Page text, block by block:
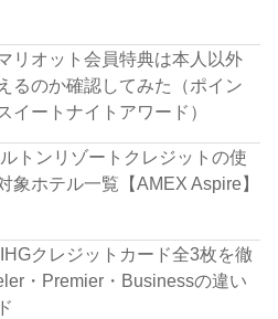
リオット会員特典は本人以外
るのか確認してみた（ポイン
イートナイトアワード）
ルトンリゾートクレジットの使
象ホテル一覧【AMEX Aspire】
IHGクレジットカード全3枚を徹
・Premier・Businessの違い